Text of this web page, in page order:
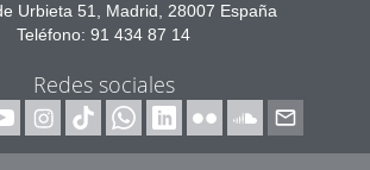
Urbieta 51, Madrid, 28007 España
Teléfono: 91 434 87 14
Redes sociales